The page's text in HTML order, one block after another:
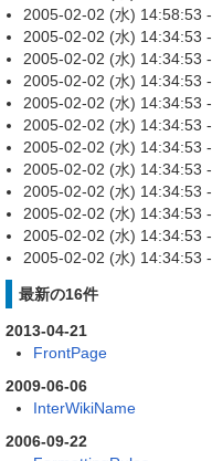
2005-02-02 (水) 14:58:53 -
2005-02-02 (水) 14:34:53 -
2005-02-02 (水) 14:34:53 -
2005-02-02 (水) 14:34:53 -
2005-02-02 (水) 14:34:53 -
2005-02-02 (水) 14:34:53 -
2005-02-02 (水) 14:34:53 -
2005-02-02 (水) 14:34:53 -
2005-02-02 (水) 14:34:53 -
2005-02-02 (水) 14:34:53 -
2005-02-02 (水) 14:34:53 -
2005-02-02 (水) 14:34:53 -
最新の16件
2013-04-21
FrontPage
2009-06-06
InterWikiName
2006-09-22